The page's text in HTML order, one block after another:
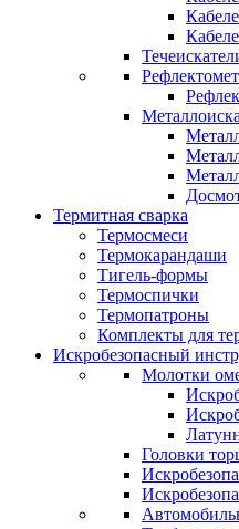
Термитная сварка
Термосмеси
Термокарандаши
Тигель-формы
Термоспички
Термопатроны
Комплекты для
Искробезопасный
Молотки
Головки